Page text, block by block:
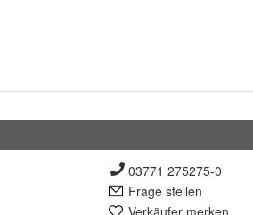
03771 275275-0
Frage stellen
Verkäufer merken